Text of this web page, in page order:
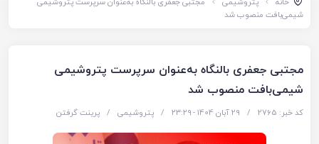
شیمی‌بافت منصوب شد
مجتبی جعفری بالنگاه به‌عنوان سرپرست پتروشیمی
شیمی‌بافت منصوب شد
کد خبر: 2765 / 29 آبان 1404 - ۲۳:۲۹ / پتروشیمی / پرینت گرفتن